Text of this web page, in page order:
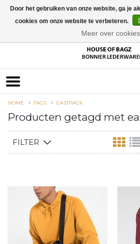
HOME TAGS EASTPACK
Producten getagd met
FILTER
Door het gebruiken van onze website, ga je
cookies om onze website te verbeteren.
Meer over